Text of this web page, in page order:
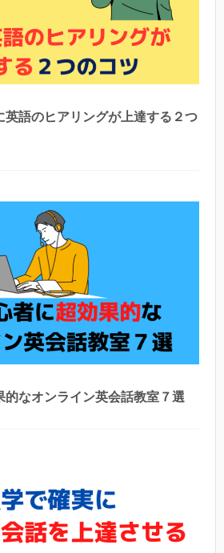
英語のヒアリングが上達する２つ
的なオンライン英会話教室７選